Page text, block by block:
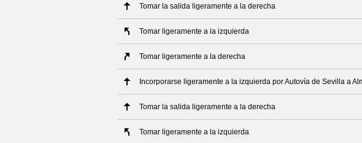
Tomar la salida ligeramente a la derecha
Tomar ligeramente a la izquierda
Tomar ligeramente a la derecha
Incorporarse ligeramente a la izquierda por Autovía de Sevilla a
Tomar la salida ligeramente a la derecha
Tomar ligeramente a la izquierda